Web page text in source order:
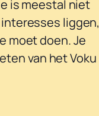
is meestal niet
liggen,
moet doen. Je
van het Voku